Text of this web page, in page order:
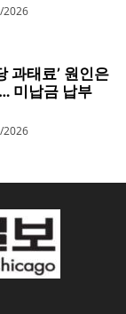
2026
과태료’ 원인은
미납금 납부
2026